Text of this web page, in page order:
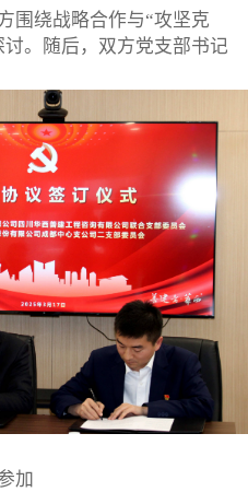
围绕战略合作与“攻坚克
。随后，双方党支部书记
加